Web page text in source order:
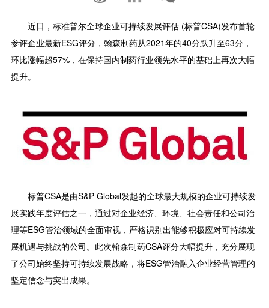
近日，标准普尔全球企业可持续发展评估 (标普CSA)发布首轮
参评企业最新ESG评分，翰森制药从2021年的40分跃升至63分，
环比涨幅超57%，在保持国内制药行业领先水平的基础上再次大幅
提升。
标普CSA是由S&P Global发起的全球最大规模的企业可持续发
展实践年度评估之一，通过对企业经济、环境、社会责任和公司治
理等ESG管治领域的全面审视，严格识别出能够积极应对可持续发
展机遇与挑战的公司。此次翰森制药CSA评分大幅提升，充分展现
了公司始终坚持可持续发展战略，将ESG管治融入企业经营管理的
坚定信念与突出成果。